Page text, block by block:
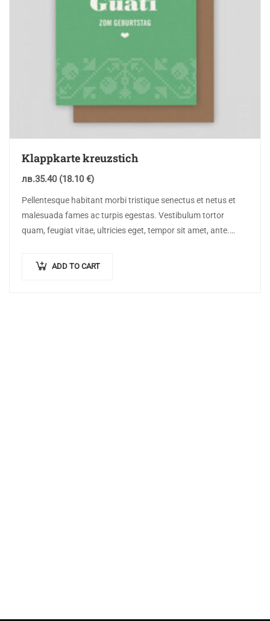
Klappkarte kreuzstich
лв.35.40 (18.10 €)
Pellentesque habitant morbi tristique senectus et netus et
malesuada fames ac turpis egestas. Vestibulum tortor
quam, feugiat vitae, ultricies eget, tempor sit amet, ante.
ADD TO CART